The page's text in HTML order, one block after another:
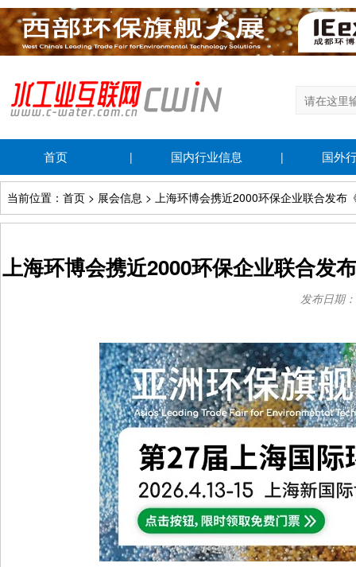
首页 | 国内行业信息 | 国外
当前位置：首页 > 展会信息 > 上海环博会携近2000环保企业联合发布
上海环博会携近2000环保企业联合发
发布日期